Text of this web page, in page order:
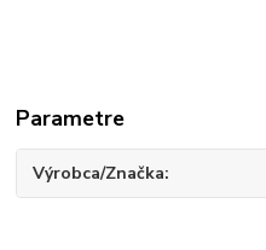
Parametre
Výrobca/Značka